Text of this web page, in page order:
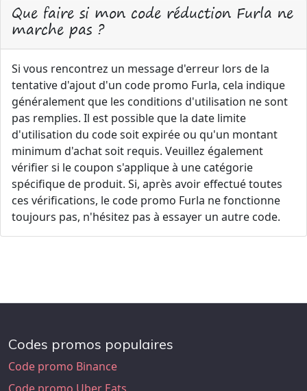
Que faire si mon code réduction Furla ne
marche pas ?
Si vous rencontrez un message d'erreur lors de la
tentative d'ajout d'un code promo Furla, cela indique
généralement que les conditions d'utilisation ne sont
pas remplies. Il est possible que la date limite
d'utilisation du code soit expirée ou qu'un montant
minimum d'achat soit requis. Veuillez également
vérifier si le coupon s'applique à une catégorie
spécifique de produit. Si, après avoir effectué toutes
ces vérifications, le code promo Furla ne fonctionne
toujours pas, n'hésitez pas à essayer un autre code.
Codes promos populaires
Code promo Binance